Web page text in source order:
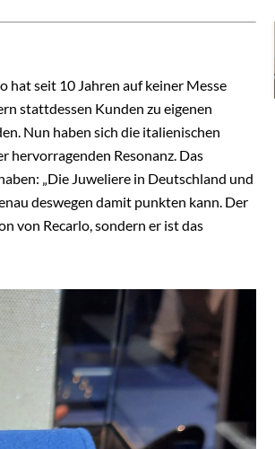
hat seit 10 Jahren auf keiner Messe
stattdessen Kunden zu eigenen
Nun haben sich die italienischen
hervorragenden Resonanz. Das
„Die Juweliere in Deutschland und
deswegen damit punkten kann. Der
von Recarlo, sondern er ist das